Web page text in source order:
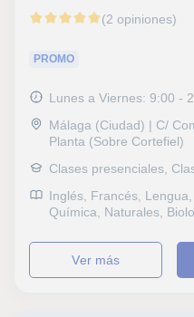
(2 opiniones)
PROMO
Lunes a Viernes: 9:00 -
Málaga (Ciudad) | C/
Planta (Sobre Cortefiel)
Clases presenciales,
Inglés, Francés,
Química, Naturales,
Geología, Álgebra,
Ambientales, Sociales,
Castellana y Literatura,
ver más